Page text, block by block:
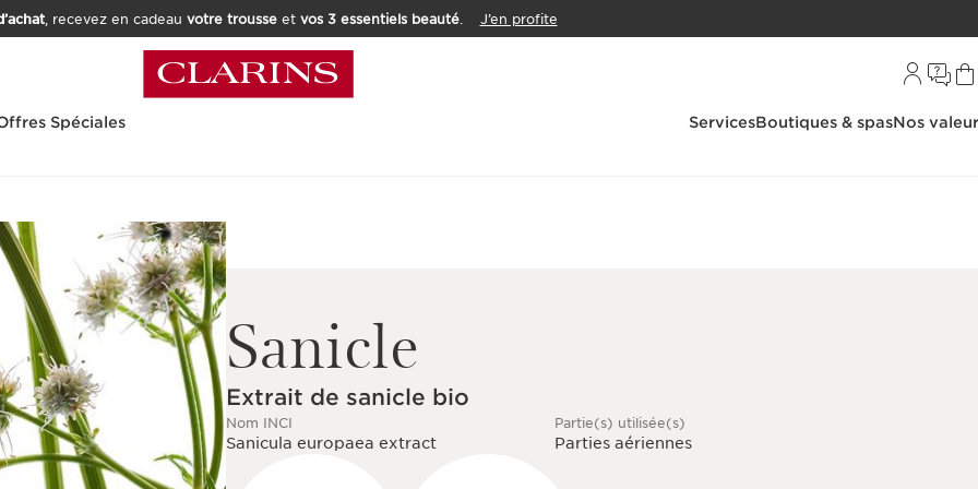
, recevez en cadeau votre trousseet vos 3 essentiels beauté. J’en profite
Spéciales ServicesBoutiques & spasNos
Sanicle
Extrait de sanicle bio
Nom INCI
Sanicula europaea extract
Partie(s) utilisée(s)
Parties aériennes